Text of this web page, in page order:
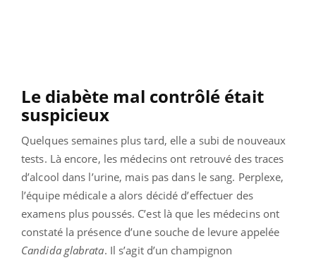
Le diabète mal contrôlé était
suspicieux
Quelques semaines plus tard, elle a subi de nouveaux
tests. Là encore, les médecins ont retrouvé des traces
d’alcool dans l’urine, mais pas dans le sang. Perplexe,
l’équipe médicale a alors décidé d’effectuer des
examens plus poussés. C’est là que les médecins ont
constaté la présence d’une souche de levure appelée
Candida glabrata. Il s’agit d’un champignon